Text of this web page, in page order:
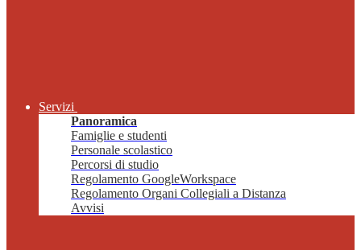
Servizi
Panoramica
Famiglie e studenti
Personale scolastico
Percorsi di studio
Regolamento GoogleWorkspace
Regolamento Organi Collegiali a Distanza
Avvisi